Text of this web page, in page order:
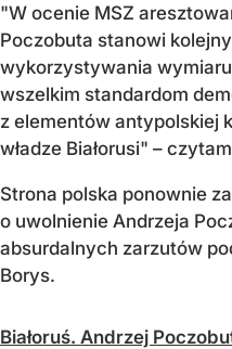
"W ocenie MSZ
Poczobuta stanowi
wykorzystywania
wszelkim standardom
z elementów antypolskiej
władze Białorusi" –
Strona polska ponownie
o uwolnienie Andrzeja
absurdalnych zarzutów
Borys.
Białoruś. Andrzej